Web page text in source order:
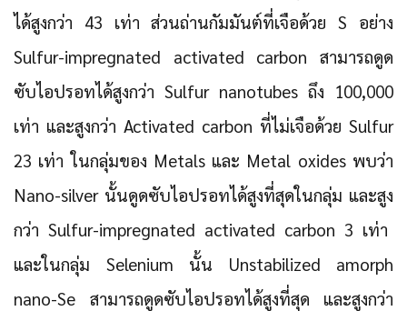
ได้สูงกว่า 43 เท่า ส่วนถ่านกัมมันต์ที่เจือด้วย S อย่าง
Sulfur-impregnated activated carbon สามารถดูด
ซับไอปรอทได้สูงกว่า Sulfur nanotubes ถึง 100,000
เท่า และสูงกว่า Activated carbon ที่ไม่เจือด้วย Sulfur
23 เท่า ในกลุ่มของ Metals และ Metal oxides พบว่า
Nano-silver นั้นดูดซับไอปรอทได้สูงที่สุดในกลุ่ม และสูง
กว่า Sulfur-impregnated activated carbon 3 เท่า
และในกลุ่ม Selenium นั้น Unstabilized amorph
nano-Se สามารถดูดซับไอปรอทได้สูงที่สุด และสูงกว่า